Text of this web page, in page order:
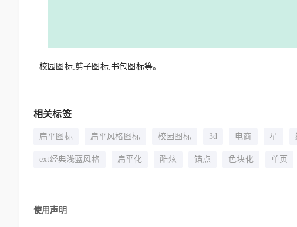
校园图标,剪子图标,书包图标等。
相关标签
扁平图标 扁平风格图标 校园图标 3d 电商 星
ext经典浅蓝风格 扁平化 酷炫 锚点 色块化 单页
使用声明